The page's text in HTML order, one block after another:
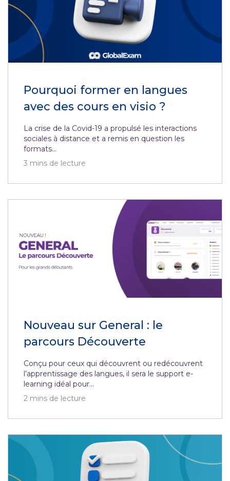
Pourquoi former en langues
avec des cours en visio ?
La crise de la Covid-19 a propulsé les interactions
sociales à distance et a remis en question les
formats...
3 mins de lecture
Nouveau sur General : le
parcours Découverte
Conçu pour ceux qui découvrent ou redécouvrent
l’apprentissage des langues, il sera le support e-
learning idéal pour...
2 mins de lecture